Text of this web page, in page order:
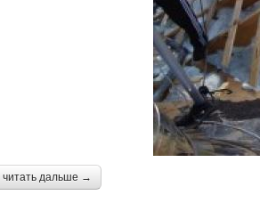
читать дальше →